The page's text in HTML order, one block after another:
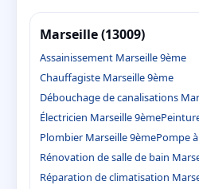
Marseille (13009)
Assainissement Marseille 9ème
Chauffagiste Marseille 9ème
Débouchage de canalisations
Électricien Marseille 9ème
Plombier Marseille 9èmePompe
Rénovation de salle de bain
Réparation de climatisation